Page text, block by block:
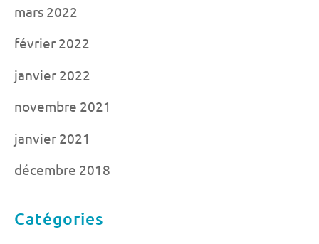
mars 2022
février 2022
janvier 2022
novembre 2021
janvier 2021
décembre 2018
Catégories